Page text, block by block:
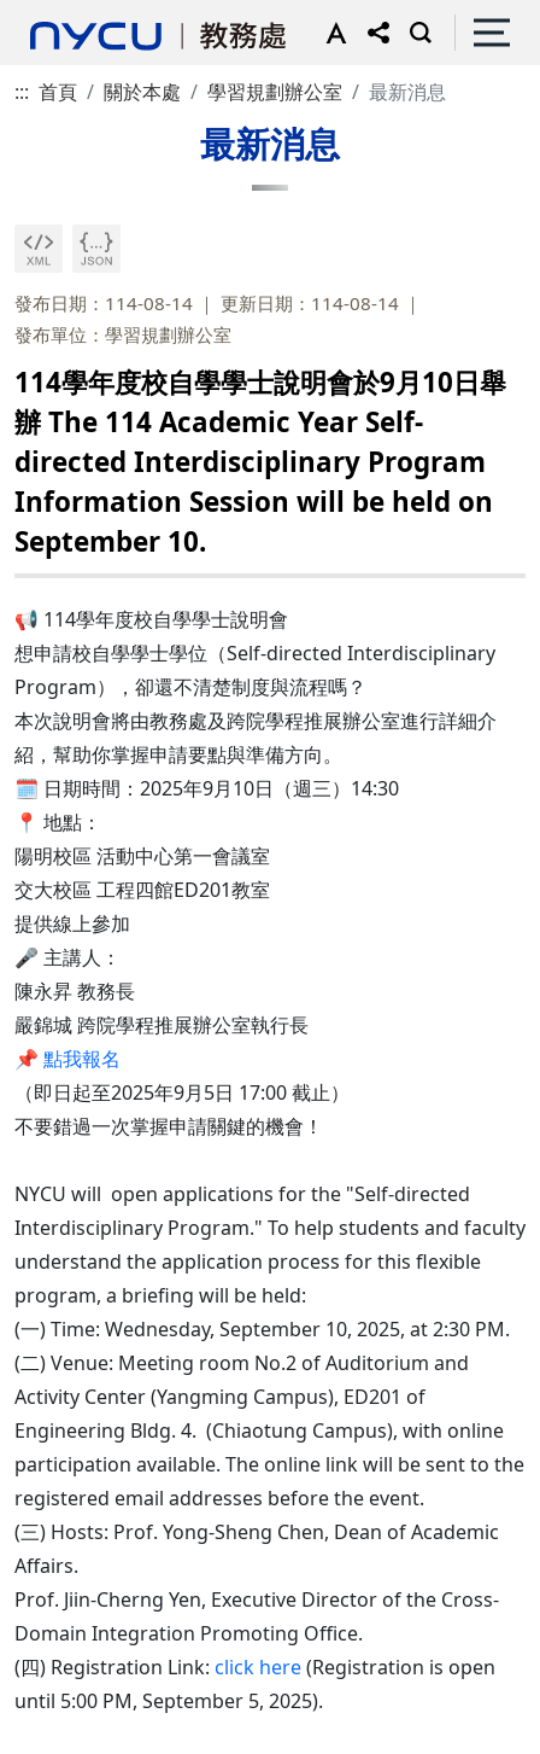
::: 首頁 關於本處 學習規劃辦公室 最新消息
最新消息
發布日期：114-08-14
更新日期：114-08-14
發布單位：學習規劃辦公室
114學年度校自學學士說明會於9月10日舉
辦 The 114 Academic Year Self-
directed Interdisciplinary Program
Information Session will be held on
September 10.
📢 114學年度校自學學士說明會
想申請校自學學士學位（Self-directed Interdisciplinary
Program），卻還不清楚制度與流程嗎？
本次說明會將由教務處及跨院學程推展辦公室進行詳細介
紹，幫助你掌握申請要點與準備方向。
🗓 日期時間：2025年9月10日（週三）14:30
📍 地點：
陽明校區 活動中心第一會議室
交大校區 工程四館ED201教室
提供線上參加
🎤 主講人：
陳永昇 教務長
嚴錦城 跨院學程推展辦公室執行長
📌 點我報名
（即日起至2025年9月5日 17:00 截止）
不要錯過一次掌握申請關鍵的機會！
NYCU will open applications for the "Self-directed
Interdisciplinary Program." To help students and faculty
understand the application process for this flexible
program, a briefing will be held:
(一) Time: Wednesday, September 10, 2025, at 2:30 PM.
(二) Venue: Meeting room No.2 of Auditorium and
Activity Center (Yangming Campus), ED201 of
Engineering Bldg. 4. (Chiaotung Campus), with online
participation available. The online link will be sent to the
registered email addresses before the event.
(三) Hosts: Prof. Yong-Sheng Chen, Dean of Academic
Affairs.
Prof. Jiin-Cherng Yen, Executive Director of the Cross-
Domain Integration Promoting Office.
(四) Registration Link: click here(Registration is open
until 5:00 PM, September 5, 2025).